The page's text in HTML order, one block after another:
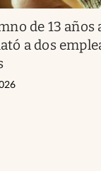
de 13
a dos